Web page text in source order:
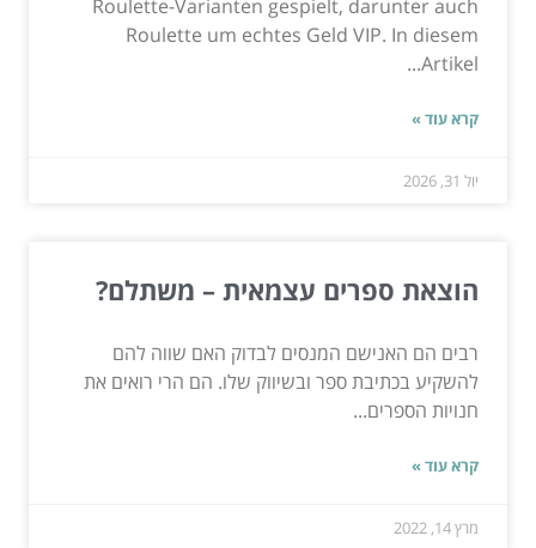
Roulette-Varianten gespielt, darunter auch
Roulette um echtes Geld VIP. In diesem
Artikel...
קרא עוד »
יול 31, 2026
הוצאת ספרים עצמאית – משתלם?
רבים הם האנישם המנסים לבדוק האם שווה להם
להשקיע בכתיבת ספר ובשיווק שלו. הם הרי רואים את
חנויות הספרים...
קרא עוד »
מרץ 14, 2022